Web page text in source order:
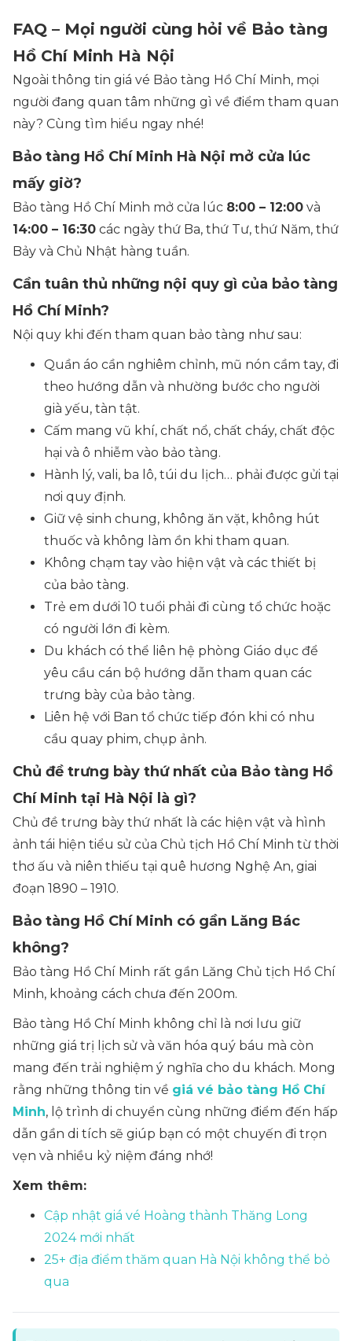
FAQ – Mọi người cùng hỏi về Bảo tàng
Hồ Chí Minh Hà Nội
Ngoài thông tin giá vé Bảo tàng Hồ Chí Minh, mọi
người đang quan tâm những gì về điểm tham quan
này? Cùng tìm hiểu ngay nhé!
Bảo tàng Hồ Chí Minh Hà Nội mở cửa lúc
mấy giờ?
Bảo tàng Hồ Chí Minh mở cửa lúc 8:00 – 12:00 và
14:00 – 16:30 các ngày thứ Ba, thứ Tư, thứ Năm, thứ
Bảy và Chủ Nhật hàng tuần.
Cần tuân thủ những nội quy gì của bảo tàng
Hồ Chí Minh?
Nội quy khi đến tham quan bảo tàng như sau:
Quần áo cần nghiêm chỉnh, mũ nón cầm tay, đi
theo hướng dẫn và nhường bước cho người
già yếu, tàn tật.
Cấm mang vũ khí, chất nổ, chất cháy, chất độc
hại và ô nhiễm vào bảo tàng.
Hành lý, vali, ba lô, túi du lịch… phải được gửi tại
nơi quy định.
Giữ vệ sinh chung, không ăn vặt, không hút
thuốc và không làm ồn khi tham quan.
Không chạm tay vào hiện vật và các thiết bị
của bảo tàng.
Trẻ em dưới 10 tuổi phải đi cùng tổ chức hoặc
có người lớn đi kèm.
Du khách có thể liên hệ phòng Giáo dục để
yêu cầu cán bộ hướng dẫn tham quan các
trưng bày của bảo tàng.
Liên hệ với Ban tổ chức tiếp đón khi có nhu
cầu quay phim, chụp ảnh.
Chủ đề trưng bày thứ nhất của Bảo tàng Hồ
Chí Minh tại Hà Nội là gì?
Chủ đề trưng bày thứ nhất là các hiện vật và hình
ảnh tái hiện tiểu sử của Chủ tịch Hồ Chí Minh từ thời
thơ ấu và niên thiếu tại quê hương Nghệ An, giai
đoạn 1890 – 1910.
Bảo tàng Hồ Chí Minh có gần Lăng Bác
không?
Bảo tàng Hồ Chí Minh rất gần Lăng Chủ tịch Hồ Chí
Minh, khoảng cách chưa đến 200m.
Bảo tàng Hồ Chí Minh không chỉ là nơi lưu giữ
những giá trị lịch sử và văn hóa quý báu mà còn
mang đến trải nghiệm ý nghĩa cho du khách. Mong
rằng những thông tin về giá vé bảo tàng Hồ Chí
Minh, lộ trình di chuyển cùng những điểm đến hấp
dẫn gần di tích sẽ giúp bạn có một chuyến đi trọn
vẹn và nhiều kỷ niệm đáng nhớ!
Xem thêm:
Cập nhật giá vé Hoàng thành Thăng Long
2024 mới nhất
25+ địa điểm thăm quan Hà Nội không thể bỏ
qua